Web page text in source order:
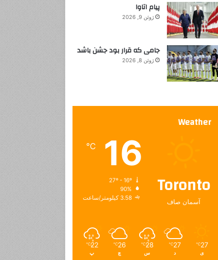
پیام اتاوا
ژوئن 9, 2026
جامی که قرار بود جشن باشد
ژوئن 8, 2026
Weather
Toronto
آسمان صاف
16
℃
90%
3.58 کیلومتر/ساعت
27
℃
ی
27
℃
د
28
℃
س
26
℃
چ
22
℃
پ